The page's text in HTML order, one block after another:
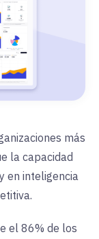
más
la capacidad
en inteligencia
el 86% de los